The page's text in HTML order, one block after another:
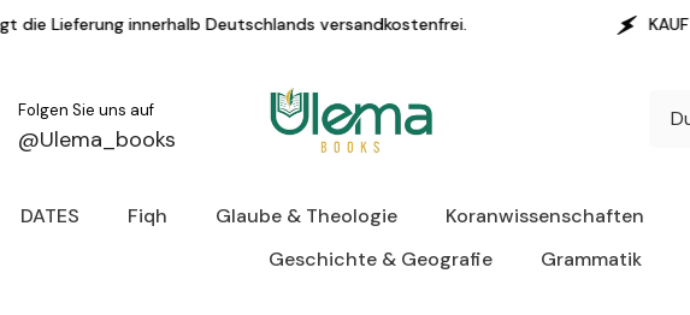
Deutschlands versandkostenfrei. KAUF AUF RECHNUNG
Folgen Sie uns auf
@Ulema_books
DATES Fiqh Glaube & Theologie Koranwissenschaften
Geschichte & Geografie
Grammatik